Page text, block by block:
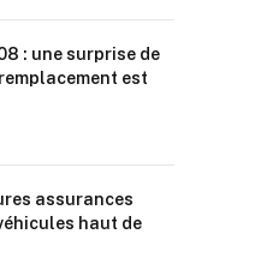
: une surprise de
est
assurances
haut de